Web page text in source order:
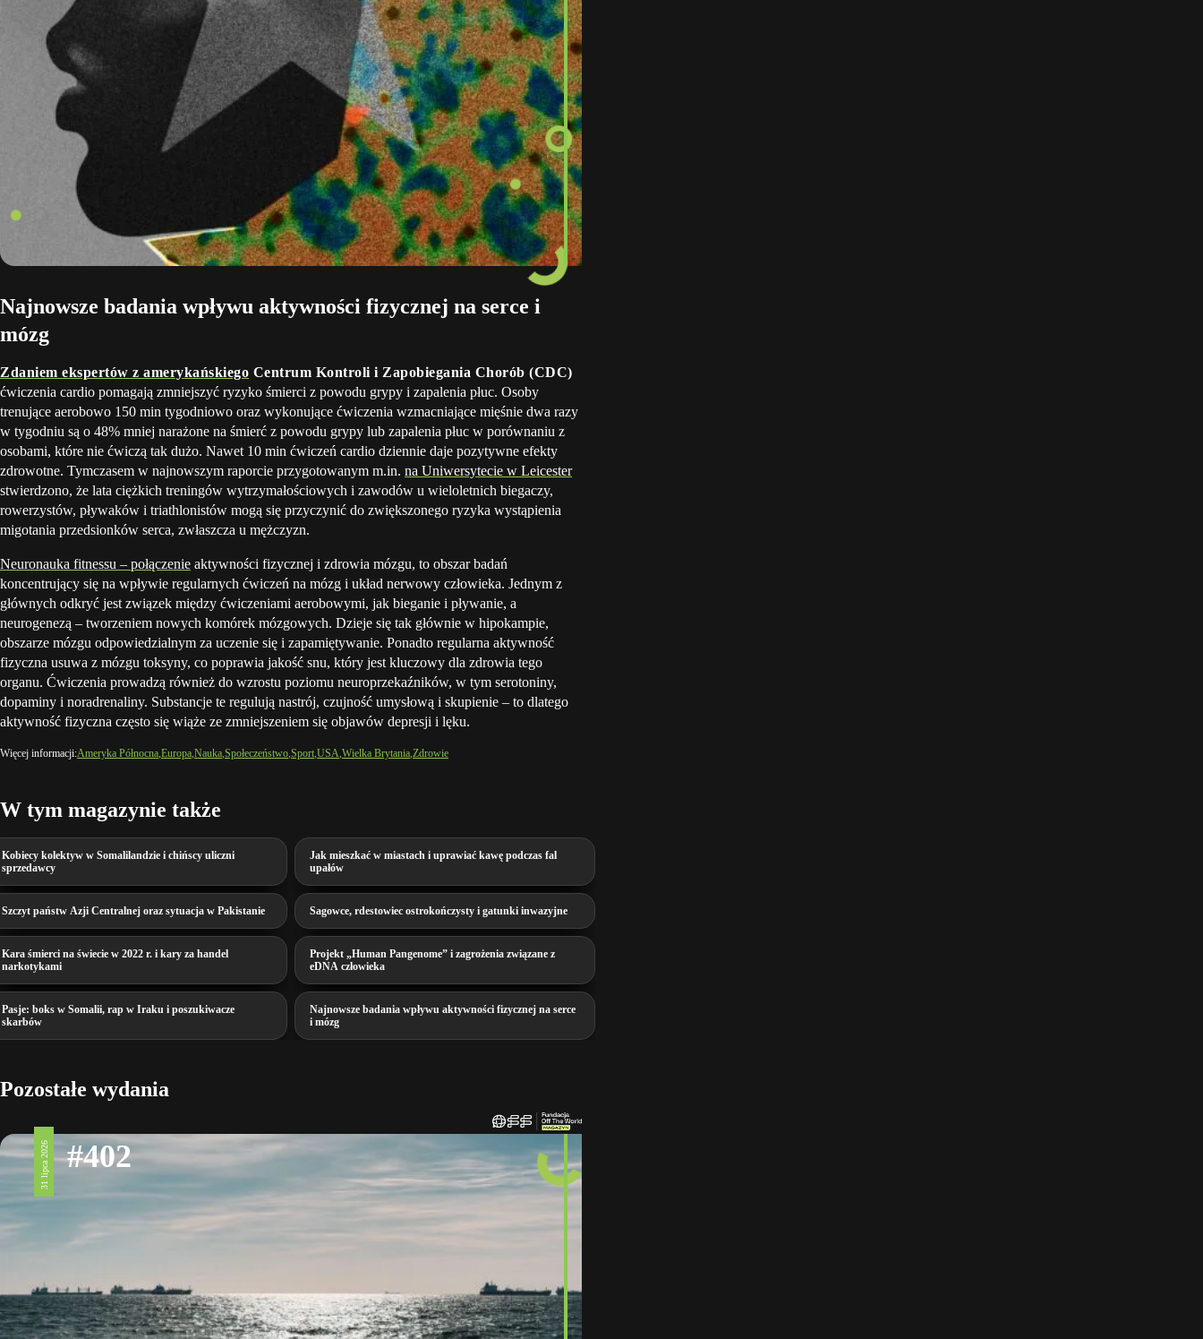
Najnowsze badania wpływu aktywności fizycznej na serce i
mózg
Zdaniem ekspertów z amerykańskiego Centrum Kontroli i Zapobiegania Chorób (CDC)
ćwiczenia cardio pomagają zmniejszyć ryzyko śmierci z powodu grypy i zapalenia płuc. Osoby
trenujące aerobowo 150 min tygodniowo oraz wykonujące ćwiczenia wzmacniające mięśnie dwa razy
w tygodniu są o 48% mniej narażone na śmierć z powodu grypy lub zapalenia płuc w porównaniu z
osobami, które nie ćwiczą tak dużo. Nawet 10 min ćwiczeń cardio dziennie daje pozytywne efekty
zdrowotne. Tymczasem w najnowszym raporcie przygotowanym m.in. na Uniwersytecie w Leicester
stwierdzono, że lata ciężkich treningów wytrzymałościowych i zawodów u wieloletnich biegaczy,
rowerzystów, pływaków i triathlonistów mogą się przyczynić do zwiększonego ryzyka wystąpienia
migotania przedsionków serca, zwłaszcza u mężczyzn.
Neuronauka fitnessu – połączenie aktywności fizycznej i zdrowia mózgu, to obszar badań
koncentrujący się na wpływie regularnych ćwiczeń na mózg i układ nerwowy człowieka. Jednym z
głównych odkryć jest związek między ćwiczeniami aerobowymi, jak bieganie i pływanie, a
neurogenezą – tworzeniem nowych komórek mózgowych. Dzieje się tak głównie w hipokampie,
obszarze mózgu odpowiedzialnym za uczenie się i zapamiętywanie. Ponadto regularna aktywność
fizyczna usuwa z mózgu toksyny, co poprawia jakość snu, który jest kluczowy dla zdrowia tego
organu. Ćwiczenia prowadzą również do wzrostu poziomu neuroprzekaźników, w tym serotoniny,
dopaminy i noradrenaliny. Substancje te regulują nastrój, czujność umysłową i skupienie – to dlatego
aktywność fizyczna często się wiąże ze zmniejszeniem się objawów depresji i lęku.
Więcej informacji:Ameryka Północna Europa Nauka Społeczeństwo Sport USA Wielka Brytania Zdrowie
W tym magazynie także
Kobiecy kolektyw w Somalilandzie i chińscy uliczni
sprzedawcy
Jak mieszkać w miastach i uprawiać kawę podczas fal
upałów
Szczyt państw Azji Centralnej oraz sytuacja w Pakistanie Sagowce, rdestowiec ostrokończysty i gatunki inwazyjne
Kara śmierci na świecie w 2022 r. i kary za handel
narkotykami
Projekt „Human Pangenome” i zagrożenia związane z
eDNA człowieka
Pasje: boks w Somalii, rap w Iraku i poszukiwacze
skarbów
Najnowsze badania wpływu aktywności fizycznej na serce
i mózg
Pozostałe wydania
31 lipca 2026 #402